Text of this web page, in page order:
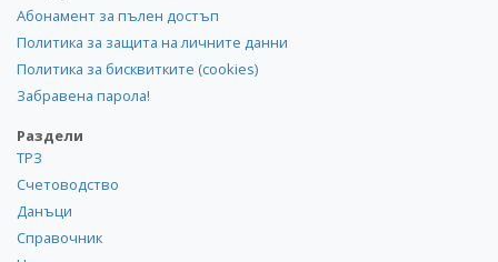
Абонамент за пълен достъп
Политика за защита на личните данни
Политика за бисквитките (cookies)
Забравена парола!
Раздели
ТРЗ
Счетоводство
Данъци
Справочник